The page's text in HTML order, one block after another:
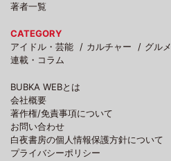
著者一覧
CATEGORY
アイドル・芸能
カルチャー グルメ
連載・コラム
BUBKA WEBとは
会社概要
著作権/免責事項について
お問い合わせ
白夜書房の個人情報保護方針について
プライバシーポリシー